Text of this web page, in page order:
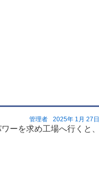
2025年 1月 27日
管理者
ーを求め工場へ行くと、